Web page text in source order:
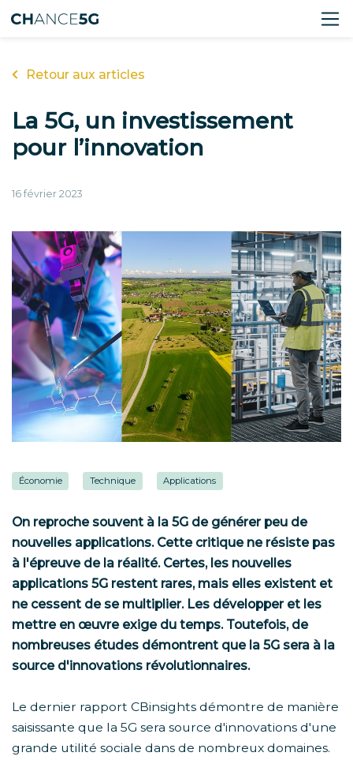
Retour aux articles
La 5G, un investissement
pour l’innovation
16 février 2023
Économie Technique Applications
On reproche souvent à la 5G de générer peu de
nouvelles applications. Cette critique ne résiste pas
à l'épreuve de la réalité. Certes, les nouvelles
applications 5G restent rares, mais elles existent et
ne cessent de se multiplier. Les développer et les
mettre en œuvre exige du temps. Toutefois, de
nombreuses études démontrent que la 5G sera à la
source d'innovations révolutionnaires.
Le dernier rapport CBinsights démontre de manière
saisissante que la 5G sera source d'innovations d'une
grande utilité sociale dans de nombreux domaines.